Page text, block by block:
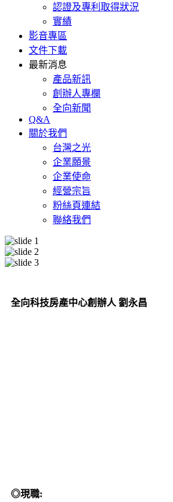
認證及專利取得狀況
實績
影音專區
文件下載
最新消息
產品新訊
創辦人專欄
全向新聞
Q&A
關於我們
台灣之光
企業願景
企業使命
經營宗旨
粉絲頁連結
聯絡我們
全向科技房產中心創辦人 劉永昌
◎現職: